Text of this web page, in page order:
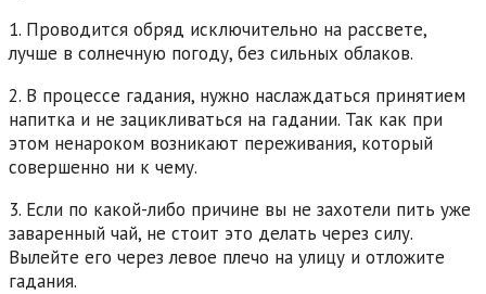
1. Проводится обряд исключительно на рассвете,
лучше в солнечную погоду, без сильных облаков.
2. В процессе гадания, нужно наслаждаться принятием
напитка и не зацикливаться на гадании. Так как при
этом ненароком возникают переживания, который
совершенно ни к чему.
3. Если по какой-либо причине вы не захотели пить уже
заваренный чай, не стоит это делать через силу.
Вылейте его через левое плечо на улицу и отложите
гадания.